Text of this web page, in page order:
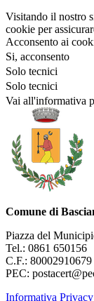
Visitando il nostro
cookie per
Acconsento ai
Si, acconsento
Solo tecnici
Solo tecnici
Vai all'informativa
Comune di
Piazza del
Tel.: 0861 650156
C.F.: 80002910679
PEC:
Informativa Privacy